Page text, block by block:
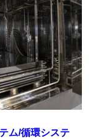
ム/循環システ